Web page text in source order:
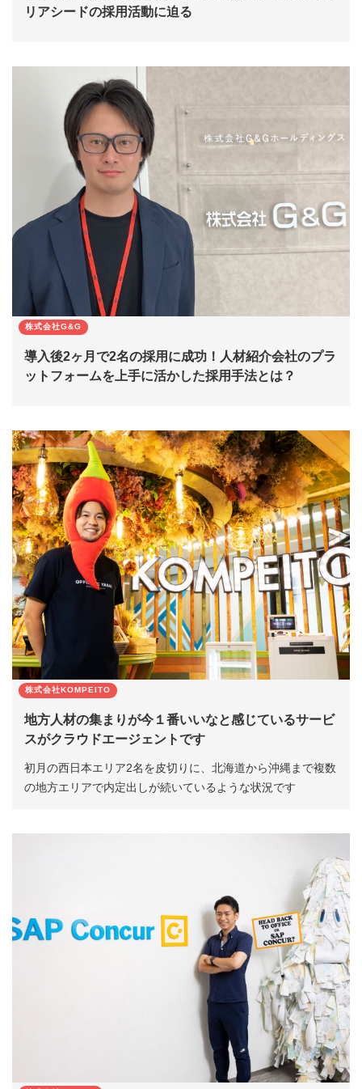
リアシードの採用活動に迫る
株式会社G&G
導入後2ヶ月で2名の採用に成功！人材紹介会社のプラ
ットフォームを上手に活かした採用手法とは？
株式会社KOMPEITO
地方人材の集まりが今１番いいなと感じているサービ
スがクラウドエージェントです
初月の西日本エリア2名を皮切りに、北海道から沖縄まで複数
の地方エリアで内定出しが続いているような状況です